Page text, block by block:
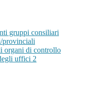
gruppi consiliari
provinciali
organi di controllo
uffici 2